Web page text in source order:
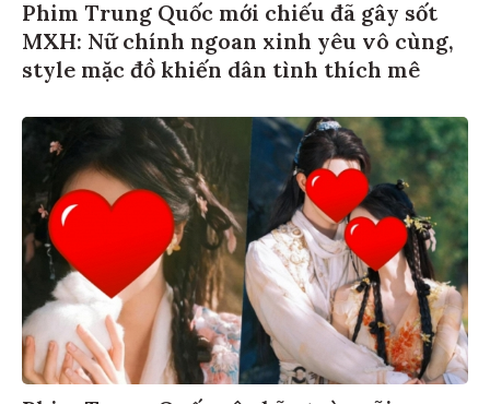
Phim Trung Quốc mới chiếu đã gây sốt
MXH: Nữ chính ngoan xinh yêu vô cùng,
style mặc đồ khiến dân tình thích mê